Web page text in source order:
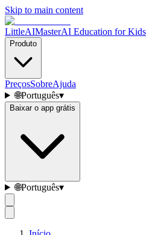
Skip to main content
LittleAIMasterAI Education for Kids
Produto
PreçosSobreAjuda
🌐Português▾
Baixar o app grátis
🌐Português▾